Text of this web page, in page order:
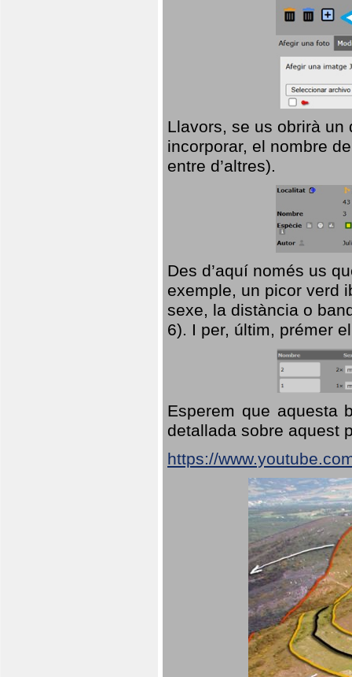
Llavors, se us obrirà
incorporar, el nombre
entre d’altres).
Des d’aquí només us
exemple, un picor verd
sexe, la distància o
6). I per, últim, prémer
Esperem que aquesta
detallada sobre aquest
https://